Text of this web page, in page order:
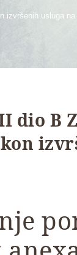
izvršenih usluga
dio B